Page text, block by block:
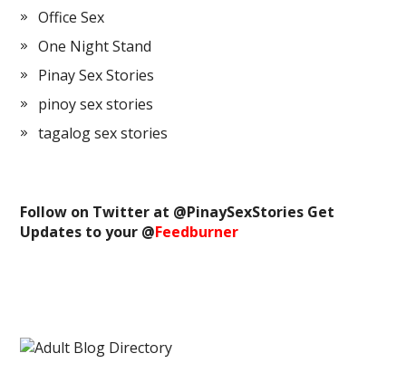
Office Sex
One Night Stand
Pinay Sex Stories
pinoy sex stories
tagalog sex stories
Follow on Twitter at @PinaySexStories Get
Updates to your @Feedburner